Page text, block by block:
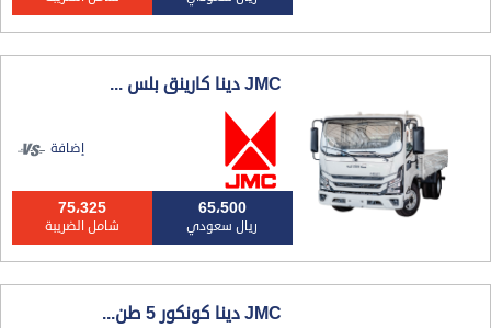
JMC دينا كارينق بلس ...
إضافة
65،500
ريال سعودي
75،325
شامل الضريبة
JMC دينا كونكور 5 طن...